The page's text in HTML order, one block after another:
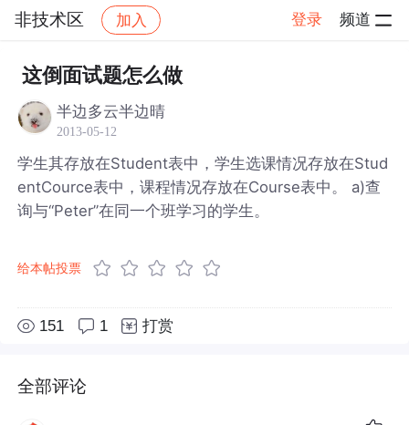
非技术区 加入 登录 频道
社区 非技术区 帖子详情
这倒面试题怎么做
半边多云半边晴
2013-05-12
学生其存放在Student表中，学生选课情况存放在Stud
entCource表中，课程情况存放在Course表中。 a)查
询与“Peter”在同一个班学习的学生。
给本帖投票
151 1 打赏
全部评论